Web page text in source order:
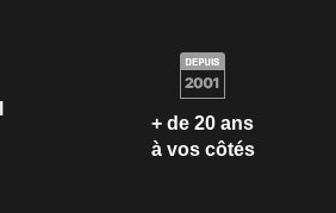
+ de 20 ans
à vos côtés